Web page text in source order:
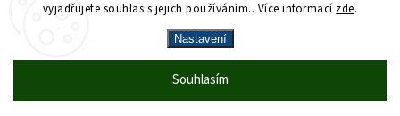
vyjadřujete souhlas s jejich používáním.. Více informací zde.
Nastavení
Souhlasím
Vrácení zboží zdarma— celý srpen bez
Copyright 2026JEMA.cz. Všechna práva vyhrazena.
VytvořilShoptet| Design